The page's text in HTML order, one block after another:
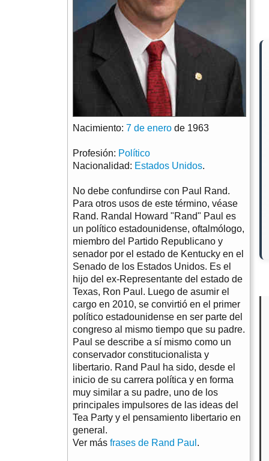
Nacimiento: 7 de enero de 1963
Profesión: Político
Nacionalidad: Estados Unidos.
No debe confundirse con Paul Rand.
Para otros usos de este término, véase
Rand. Randal Howard "Rand" Paul es
un político estadounidense, oftalmólogo,
miembro del Partido Republicano y
senador por el estado de Kentucky en el
Senado de los Estados Unidos. Es el
hijo del ex-Representante del estado de
Texas, Ron Paul. Luego de asumir el
cargo en 2010, se convirtió en el primer
político estadounidense en ser parte del
congreso al mismo tiempo que su padre.
Paul se describe a sí mismo como un
conservador constitucionalista y
libertario. Rand Paul ha sido, desde el
inicio de su carrera política y en forma
muy similar a su padre, uno de los
principales impulsores de las ideas del
Tea Party y el pensamiento libertario en
general.
Ver más frases de Rand Paul .